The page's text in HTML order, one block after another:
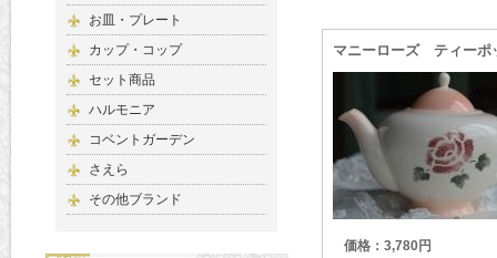
お皿・プレート
カップ・コップ
セット商品
ハルモニア
コベントガーデン
さえら
その他ブランド
マニーローズ ティーポ
価格：3,780円